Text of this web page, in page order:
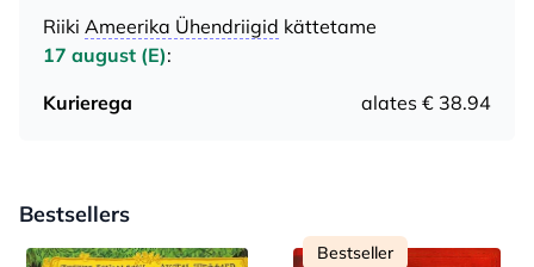
Riiki Ameerika Ühendriigid kättetame
17 august (E):
Kurierega
alates € 38.94
Bestsellers
Bestseller